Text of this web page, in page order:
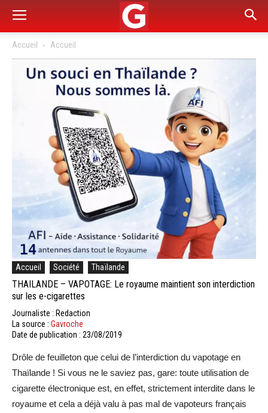
Accueil Accueil
Accueil Société Thaïlande
THAILANDE – VAPOTAGE: Le royaume maintient son interdiction
sur les e-cigarettes
Journaliste : Redaction
La source : Gavroche
Date de publication : 23/08/2019
Drôle de feuilleton que celui de l’interdiction du vapotage en
Thaïlande ! Si vous ne le saviez pas, gare: toute utilisation de
cigarette électronique est, en effet, strictement interdite dans le
royaume et cela a déjà valu à pas mal de vapoteurs français